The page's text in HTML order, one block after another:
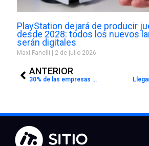
PlayStation dejará de producir
desde 2028: todos los nuevos
serán digitales
Maxi Fanelli 2 de julio 2026
ANTERIOR
30% de las empresas colombianas usan Telefonía IP